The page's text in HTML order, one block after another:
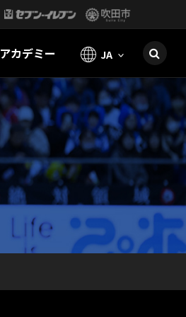
アカデミー JA